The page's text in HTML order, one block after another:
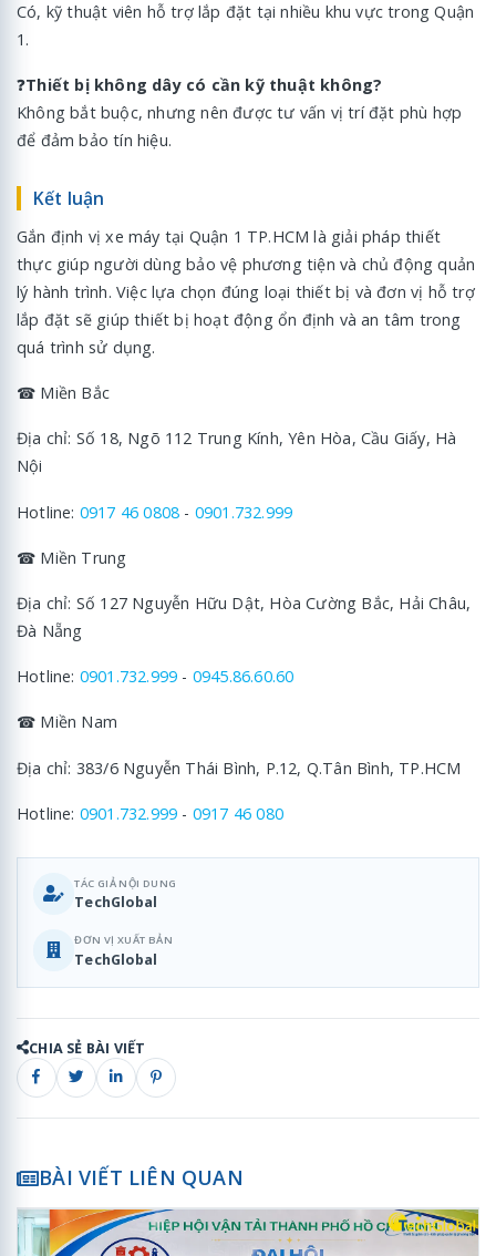
Có, kỹ thuật viên hỗ trợ lắp đặt tại nhiều khu vực trong Quận
1.
❓Thiết bị không dây có cần kỹ thuật không?
Không bắt buộc, nhưng nên được tư vấn vị trí đặt phù hợp
để đảm bảo tín hiệu.
Kết luận
Gắn định vị xe máy tại Quận 1 TP.HCM là giải pháp thiết
thực giúp người dùng bảo vệ phương tiện và chủ động quản
lý hành trình. Việc lựa chọn đúng loại thiết bị và đơn vị hỗ trợ
lắp đặt sẽ giúp thiết bị hoạt động ổn định và an tâm trong
quá trình sử dụng.
☎ Miền Bắc
Địa chỉ: Số 18, Ngõ 112 Trung Kính, Yên Hòa, Cầu Giấy, Hà
Nội
Hotline: 0917 46 0808 - 0901.732.999
☎ Miền Trung
Địa chỉ: Số 127 Nguyễn Hữu Dật, Hòa Cường Bắc, Hải Châu,
Đà Nẵng
Hotline: 0901.732.999 - 0945.86.60.60
☎ Miền Nam
Địa chỉ: 383/6 Nguyễn Thái Bình, P.12, Q.Tân Bình, TP.HCM
Hotline: 0901.732.999 - 0917 46 080
TÁC GIẢ NỘI DUNG
TechGlobal
ĐƠN VỊ XUẤT BẢN
TechGlobal
CHIA SẺ BÀI VIẾT
BÀI VIẾT LIÊN QUAN